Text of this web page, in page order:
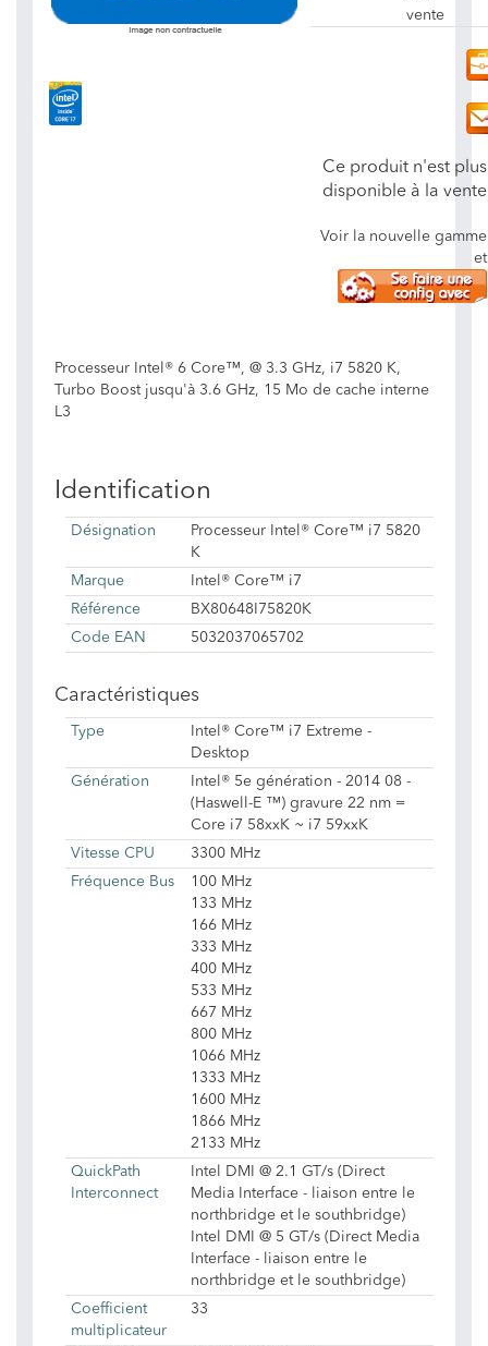
vente
Ce produit n'est plus
disponible à la vente
Voir la nouvelle gamme
et
Processeur Intel® 6 Core™, @ 3.3 GHz, i7 5820 K,
Turbo Boost jusqu'à 3.6 GHz, 15 Mo de cache interne
L3
Identification
Désignation
Processeur Intel® Core™ i7 5820
K
Marque
Intel® Core™ i7
Référence
BX80648I75820K
Code EAN
5032037065702
Caractéristiques
Type
Intel® Core™ i7 Extreme -
Desktop
Génération
Intel® 5e génération - 2014 08 -
(Haswell-E ™) gravure 22 nm =
Core i7 58xxK ~ i7 59xxK
Vitesse CPU
3300 MHz
Fréquence Bus
100 MHz
133 MHz
166 MHz
333 MHz
400 MHz
533 MHz
667 MHz
800 MHz
1066 MHz
1333 MHz
1600 MHz
1866 MHz
2133 MHz
QuickPath
Interconnect
Intel DMI @ 2.1 GT/s (Direct
Media Interface - liaison entre le
northbridge et le southbridge)
Intel DMI @ 5 GT/s (Direct Media
Interface - liaison entre le
northbridge et le southbridge)
Coefficient
multiplicateur
33